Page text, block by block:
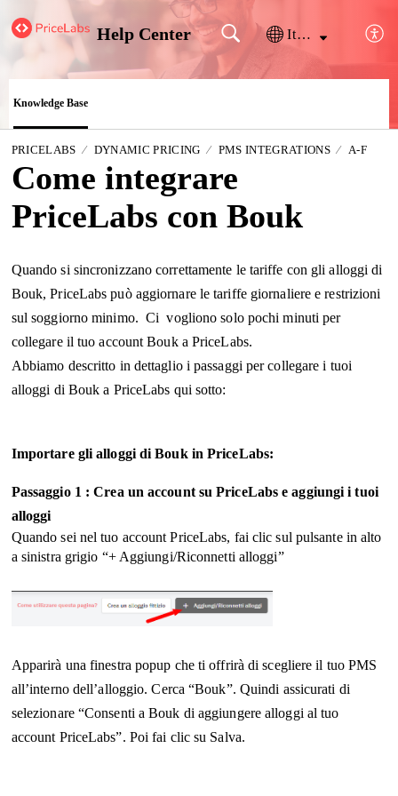
Help Center Italiano
Knowledge Base
PRICELABS DYNAMIC PRICING PMS INTEGRATIONS A-F
Come integrare
PriceLabs con Bouk
Quando si sincronizzano correttamente le tariffe con gli alloggi di
Bouk, PriceLabs può aggiornare le tariffe giornaliere e restrizioni
sul soggiorno minimo. Ci vogliono solo pochi minuti per
collegare il tuo account Bouk a PriceLabs.
Abbiamo descritto in dettaglio i passaggi per collegare i tuoi
alloggi di Bouk a PriceLabs qui sotto:
Importare gli alloggi di Bouk in PriceLabs:
Passaggio 1 :Crea un account su PriceLabs e aggiungi i tuoi
alloggi
Quando sei nel tuo account PriceLabs, fai clic sul pulsante in alto
a sinistra grigio “+ Aggiungi/Riconnetti alloggi”
Apparirà una finestra popup che ti offrirà di scegliere il tuo PMS
all’interno dell’alloggio. Cerca “Bouk”. Quindi assicurati di
selezionare “Consenti a Bouk di aggiungere alloggi al tuo
account PriceLabs”. Poi fai clic su Salva.